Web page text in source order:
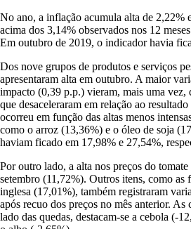
No ano, a inflação acumula alta de 2,22%
acima dos 3,14% observados nos 12
Em outubro de 2019, o indicador havia
Dos nove grupos de produtos e serviços
apresentaram alta em outubro. A maior
impacto (0,39 p.p.) vieram, mais uma vez,
que desaceleraram em relação ao
ocorreu em função das altas menos
como o arroz (13,36%) e o óleo de soja
haviam ficado em 17,98% e 27,54%,
Por outro lado, a alta nos preços do
setembro (11,72%). Outros itens, como as
inglesa (17,01%), também registraram
após recuo dos preços no mês anterior. As
lado das quedas, destacam-se a cebola (-